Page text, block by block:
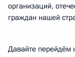
организаций,
граждан нашей
Давайте перейдём